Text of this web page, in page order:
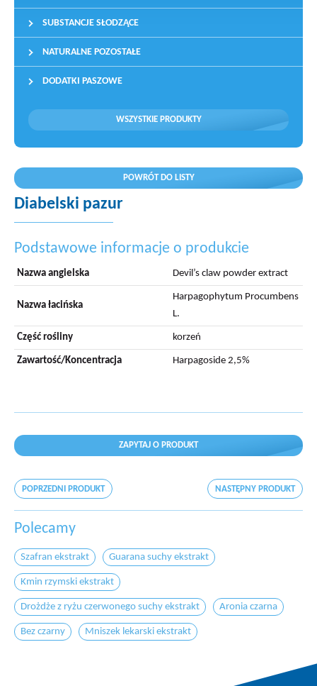
SUBSTANCJE SŁODZĄCE
NATURALNE POZOSTAŁE
DODATKI PASZOWE
WSZYSTKIE PRODUKTY
POWRÓT DO LISTY
Diabelski pazur
Podstawowe informacje o produkcie
Nazwa angielska Devil’s claw powder extract
Nazwa łacińska
Harpagophytum Procumbens
L.
Część rośliny korzeń
Zawartość/Koncentracja Harpagoside 2,5%
ZAPYTAJ O PRODUKT
POPRZEDNI PRODUKT NASTĘPNY PRODUKT
Polecamy
Szafran ekstrakt Guarana suchy ekstrakt
Kmin rzymski ekstrakt
Drożdże z ryżu czerwonego suchy ekstrakt Aronia czarna
Bez czarny Mniszek lekarski ekstrakt